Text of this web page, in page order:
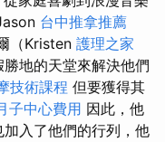
台中推拿推薦
（Kristen 護理之家
地的天堂來解決他們
技術課程 但要獲得其
子中心費用 因此，他
入了他們的行列，他